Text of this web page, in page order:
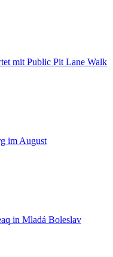
mit Public Pit Lane Walk
im August
in Mladá Boleslav